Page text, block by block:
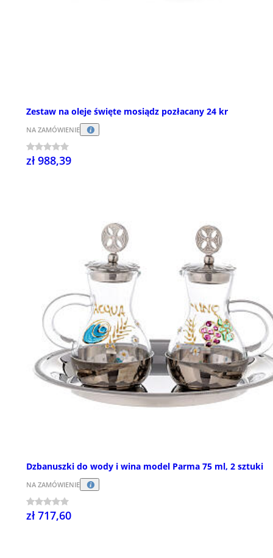
Zestaw na oleje święte mosiądz pozłacany 24 kr
NA ZAMÓWIENIE
zł 988,39
Dzbanuszki do wody i wina model Parma 75 ml, 2 sztuki
NA ZAMÓWIENIE
zł 717,60